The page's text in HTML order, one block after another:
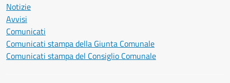
Notizie
Avvisi
Comunicati
Comunicati stampa della Giunta Comunale
Comunicati stampa del Consiglio Comunale